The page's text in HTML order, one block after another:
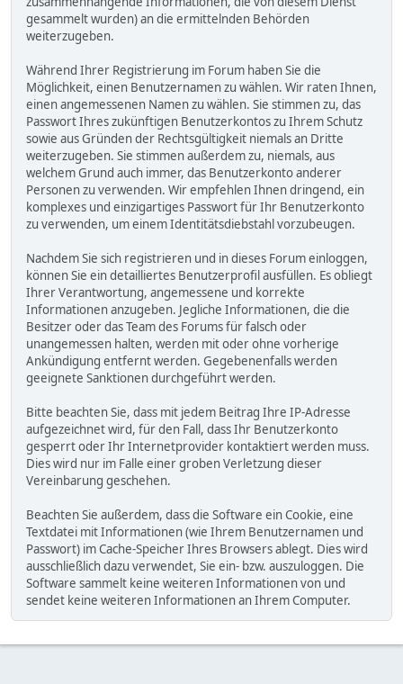
gesammelt wurden) an die ermittelnden Behörden
weiterzugeben.
Während Ihrer Registrierung im Forum haben Sie die
Möglichkeit, einen Benutzernamen zu wählen. Wir raten Ihnen,
einen angemessenen Namen zu wählen. Sie stimmen zu, das
Passwort Ihres zukünftigen Benutzerkontos zu Ihrem Schutz
sowie aus Gründen der Rechtsgültigkeit niemals an Dritte
weiterzugeben. Sie stimmen außerdem zu, niemals, aus
welchem Grund auch immer, das Benutzerkonto anderer
Personen zu verwenden. Wir empfehlen Ihnen dringend, ein
komplexes und einzigartiges Passwort für Ihr Benutzerkonto
zu verwenden, um einem Identitätsdiebstahl vorzubeugen.
Nachdem Sie sich registrieren und in dieses Forum einloggen,
können Sie ein detailliertes Benutzerprofil ausfüllen. Es obliegt
Ihrer Verantwortung, angemessene und korrekte
Informationen anzugeben. Jegliche Informationen, die die
Besitzer oder das Team des Forums für falsch oder
unangemessen halten, werden mit oder ohne vorherige
Ankündigung entfernt werden. Gegebenenfalls werden
geeignete Sanktionen durchgeführt werden.
Bitte beachten Sie, dass mit jedem Beitrag Ihre IP-Adresse
aufgezeichnet wird, für den Fall, dass Ihr Benutzerkonto
gesperrt oder Ihr Internetprovider kontaktiert werden muss.
Dies wird nur im Falle einer groben Verletzung dieser
Vereinbarung geschehen.
Beachten Sie außerdem, dass die Software ein Cookie, eine
Textdatei mit Informationen (wie Ihrem Benutzernamen und
Passwort) im Cache-Speicher Ihres Browsers ablegt. Dies wird
ausschließlich dazu verwendet, Sie ein- bzw. auszuloggen. Die
Software sammelt keine weiteren Informationen von und
sendet keine weiteren Informationen an Ihrem Computer.